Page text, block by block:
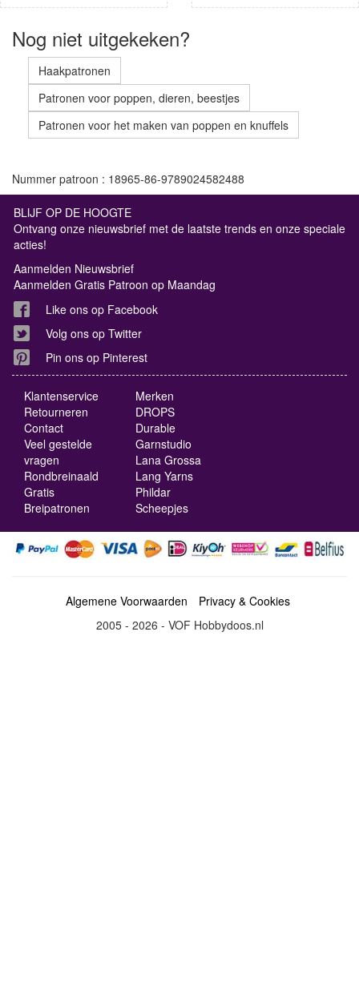
Nog niet uitgekeken?
Haakpatronen
Patronen voor poppen, dieren, beestjes
Patronen voor het maken van poppen en knuffels
Nummer patroon : 18965-86-9789024582488
BLIJF OP DE HOOGTE
Ontvang onze nieuwsbrief met de laatste trends en onze speciale
acties!
Aanmelden Nieuwsbrief
Aanmelden Gratis Patroon op Maandag
Like ons op Facebook
Volg ons op Twitter
Pin ons op Pinterest
Klantenservice
Retourneren
Contact
Veel gestelde
vragen
Rondbreinaald
Gratis
Breipatronen
Merken
DROPS
Durable
Garnstudio
Lana Grossa
Lang Yarns
Phildar
Scheepjes
Algemene Voorwaarden
Privacy & Cookies
2005 - 2026 - VOF Hobbydoos.nl